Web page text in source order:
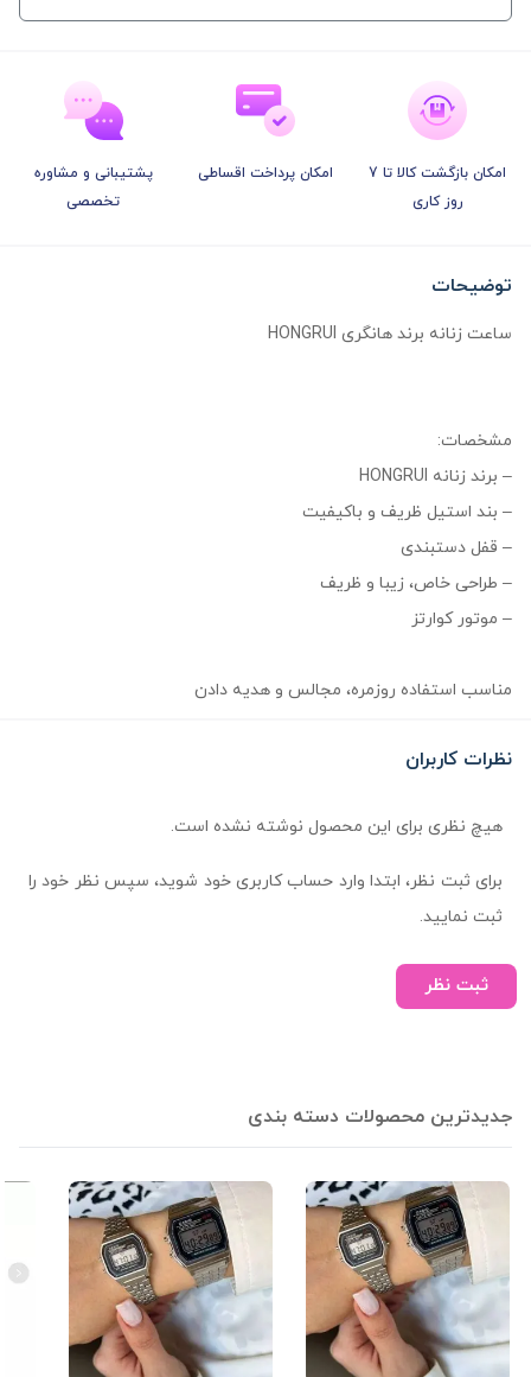
امکان بازگشت کالا تا 7
روز کاری
امکان پرداخت اقساطی
پشتیبانی و مشاوره
تخصصی
توضیحات
ساعت زنانه برند هانگری HONGRUI
مشخصات:
– برند زنانه HONGRUI
– بند استیل ظریف و باکیفیت
– قفل دستبندی
– طراحی خاص، زیبا و ظریف
– موتور کوارتز
مناسب استفاده روزمره، مجالس و هدیه دادن
نظرات کاربران
هیچ نظری برای این محصول نوشته نشده است.
برای ثبت نظر، ابتدا وارد حساب کاربری خود شوید، سپس نظر خود را
ثبت نمایید.
ثبت نظر
جدیدترین محصولات دسته بندی